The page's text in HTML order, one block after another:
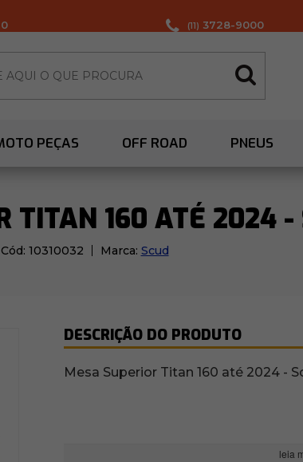
(11) 3728-9000
PEÇAS OFF ROAD PNEUS
TITAN 160 ATÉ 2024 -
Cód: 10310032 Marca: Scud
DESCRIÇÃO DO PRODUTO
Mesa Superior Titan 160 até 2024 -
leia